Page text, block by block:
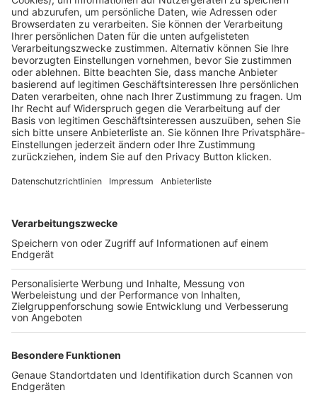
Pässe und Vereinswechsel
Trainerausbildung
Schulungsangebot Vereinsmitarbeiter
BFV-Geschäftsstellen
Trainerbörse
Login SpielPlus
FOLGE DEM BFV
TOP-VEREINE
TOP-PARTNER